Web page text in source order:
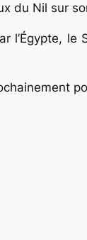
du Nil sur
le